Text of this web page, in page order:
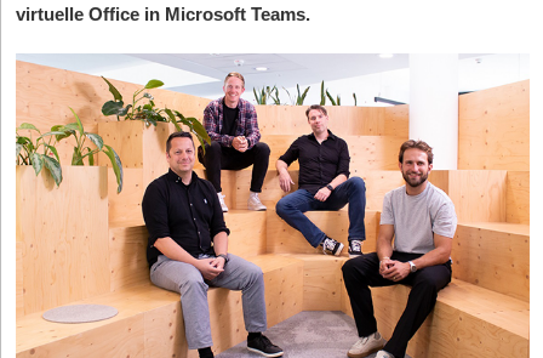
virtuelle Office in Microsoft Teams.